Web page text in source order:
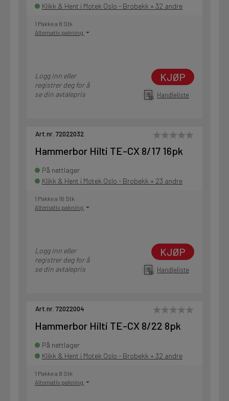
Klikk & Hent i Motek Oslo - Brobekk + 32 andre
1 Pakke a 8 Stk
Alternativ pakning
Logg inn eller
registrer deg for å
se din avtalepris
KJØP
Handleliste
Art.nr. 72022032
Hammerbor Hilti TE-CX 8/17 16pk
På nettlager
Klikk & Hent i Motek Oslo - Brobekk + 23 andre
1 Pakke a 16 Stk
Alternativ pakning
Logg inn eller
registrer deg for å
se din avtalepris
KJØP
Handleliste
Art.nr. 72022004
Hammerbor Hilti TE-CX 8/22 8pk
På nettlager
Klikk & Hent i Motek Oslo - Brobekk + 32 andre
1 Pakke a 8 Stk
Alternativ pakning